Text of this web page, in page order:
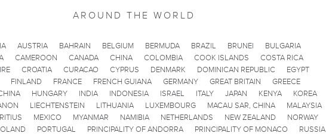
AROUND THE WORLD
AUSTRIA BAHRAIN BELGIUM BERMUDA BRAZIL BRUNEI
BULGARIA
CAMEROON CANADA CHINA COLOMBIA COOK ISLANDS
COSTA RICA
CROATIA CURACAO CYPRUS DENMARK DOMINICAN REPUBLIC
EGYPT
FINLAND
FRANCE FRENCH GUIANA GERMANY GREAT BRITAIN
GREECE
HUNGARY INDIA INDONESIA ISRAEL ITALY JAPAN KENYA
KOREA
LIECHTENSTEIN LITHUANIA LUXEMBOURG MACAU SAR, CHINA
MALAYSIA
MEXICO MYANMAR NAMIBIA NETHERLANDS NEW ZEALAND
NORWAY
PORTUGAL PRINCIPALITY OF ANDORRA PRINCIPALITY OF MONACO
RUSSIA